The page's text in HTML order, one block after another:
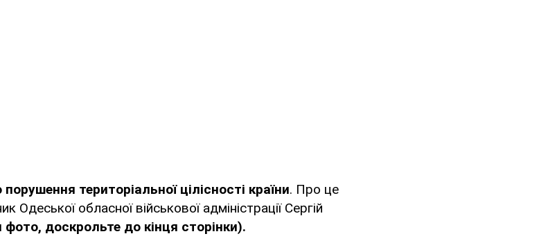
територіальної цілісності країни. Про це
Одеської обласної військової адміністрації Сергій
доскрольте до кінця сторінки).